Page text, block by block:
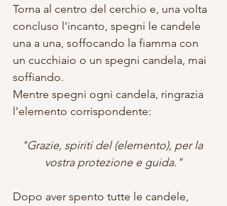
Torna al centro del cerchio e, una volta
concluso l'incanto, spegni le candele
una a una, soffocando la fiamma con
un cucchiaio o un spegni candela, mai
soffiando.
Mentre spegni ogni candela, ringrazia
l'elemento corrispondente:
"Grazie, spiriti del (elemento), per la
vostra protezione e guida."
Dopo aver spento tutte le candele,